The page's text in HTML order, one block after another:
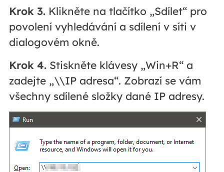
Krok 3.Klikněte na tlačítko „Sdílet“ pro
povolení vyhledávání a sdílení v síti v
dialogovém okně.
Krok 4.Stiskněte klávesy „Win+R“ a
zadejte „\\IP adresa“. Zobrazí se vám
všechny sdílené složky dané IP adresy.